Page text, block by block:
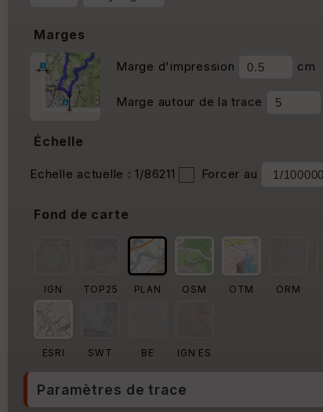
Marges
Marge d'impression cm
Marge autour de la trace
Échelle
Echelle actuelle : 1/86211 Forcer au
Fond de carte
IGN TOP25 PLAN OSM OTM ORM
ESRI SWT BE IGN ES
Paramètres de trace